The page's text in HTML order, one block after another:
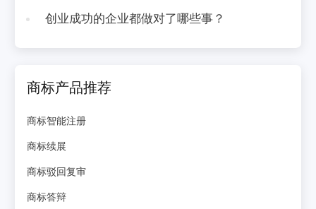
创业成功的企业都做对了哪些事？
商标产品推荐
商标智能注册
商标续展
商标驳回复审
商标答辩